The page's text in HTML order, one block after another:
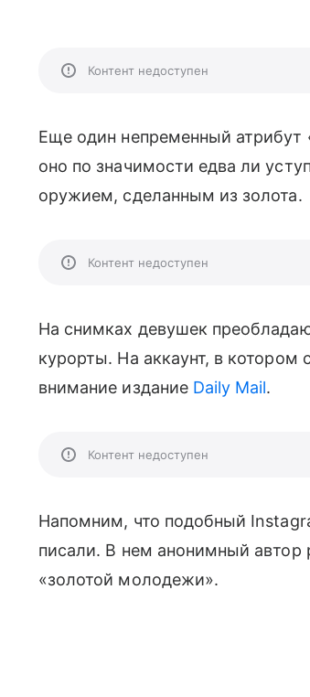
Контент недоступен
Еще один непременный атрибут
оно по значимости едва ли
оружием, сделанным из золота.
Контент недоступен
На снимках девушек
курорты. На аккаунт, в
внимание издание Daily Mail.
Контент недоступен
Напомним, что подобный
писали. В нем анонимный автор
«золотой молодежи».